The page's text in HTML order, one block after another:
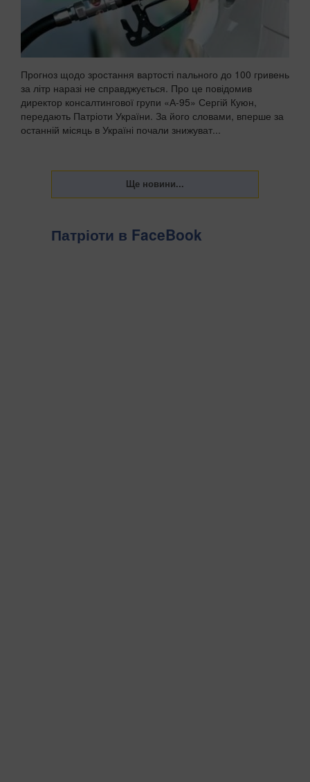
Прогноз щодо зростання вартості пального до 100 гривень
за літр наразі не справджується. Про це повідомив
директор консалтингової групи «А-95» Сергій Куюн,
передають Патріоти України. За його словами, вперше за
останній місяць в Україні почали знижуват...
Патріоти в FaceBook